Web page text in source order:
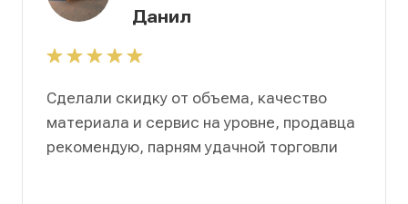
Данил
Сделали скидку от объема, качество
материала и сервис на уровне, продавца
рекомендую, парням удачной торговли